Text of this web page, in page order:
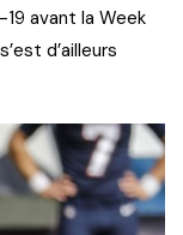
avant la Week
d’ailleurs